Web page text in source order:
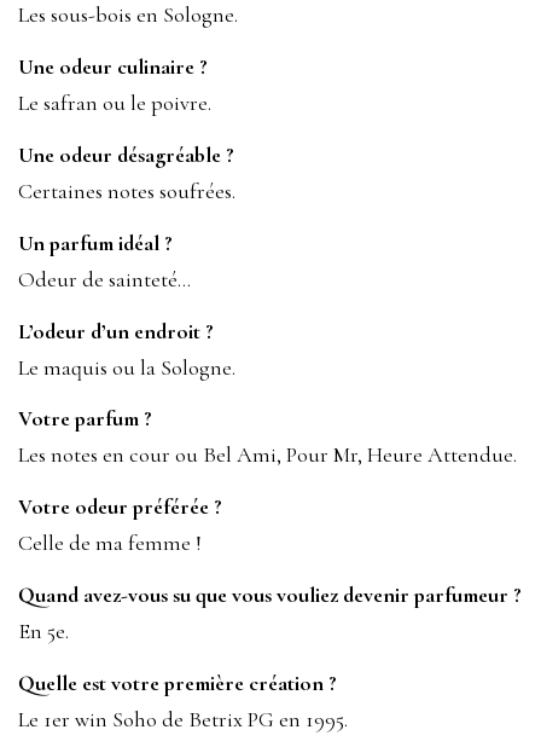
Les sous-bois en Sologne.
Une odeur culinaire ?
Le safran ou le poivre.
Une odeur désagréable ?
Certaines notes soufrées.
Un parfum idéal ?
Odeur de sainteté…
L’odeur d’un endroit ?
Le maquis ou la Sologne.
Votre parfum ?
Les notes en cour ou Bel Ami, Pour Mr, Heure Attendue.
Votre odeur préférée ?
Celle de ma femme !
Quand avez-vous su que vous vouliez devenir parfumeur ?
En 5e.
Quelle est votre première création ?
Le 1er win Soho de Betrix PG en 1995.